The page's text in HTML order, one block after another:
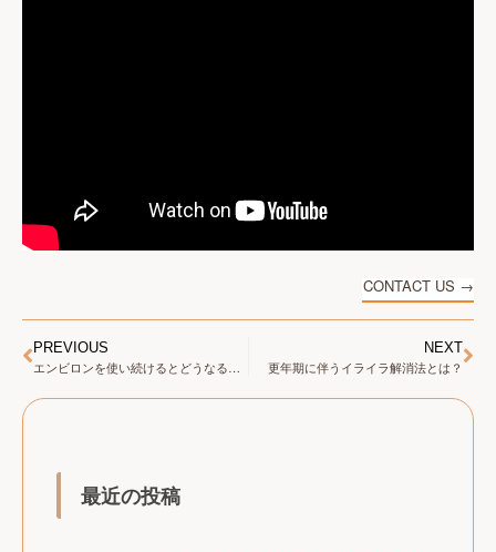
CONTACT US →
PREVIOUS
エンビロンを使い続けるとどうなる？その変化と効果
NEXT
更年期に伴うイライラ解消法とは？
最近の投稿